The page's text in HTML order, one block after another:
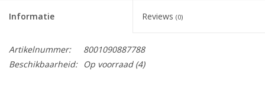
Koken
Informatie Reviews (0)
Artikelnummer:
8001090887788
Beschikbaarheid:
Op voorraad(4)